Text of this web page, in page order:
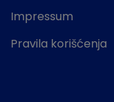
Impressum
Pravila korišćenja